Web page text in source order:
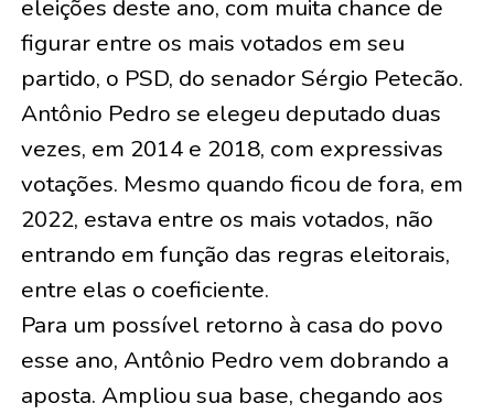
eleições deste ano, com muita chance de
figurar entre os mais votados em seu
partido, o PSD, do senador Sérgio Petecão.
Antônio Pedro se elegeu deputado duas
vezes, em 2014 e 2018, com expressivas
votações. Mesmo quando ficou de fora, em
2022, estava entre os mais votados, não
entrando em função das regras eleitorais,
entre elas o coeficiente.
Para um possível retorno à casa do povo
esse ano, Antônio Pedro vem dobrando a
aposta. Ampliou sua base, chegando aos